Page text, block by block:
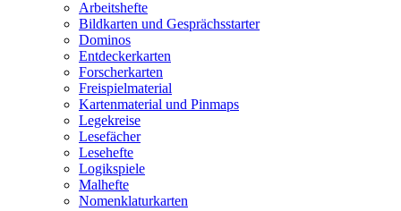
Arbeitshefte
Bildkarten und Gesprächsstarter
Dominos
Entdeckerkarten
Forscherkarten
Freispielmaterial
Kartenmaterial und Pinmaps
Legekreise
Lesefächer
Lesehefte
Logikspiele
Malhefte
Nomenklaturkarten